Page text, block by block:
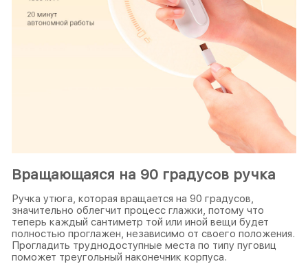
Вращающаяся на 90 градусов ручка
Ручка утюга, которая вращается на 90 градусов,
значительно облегчит процесс глажки, потому что
теперь каждый сантиметр той или иной вещи будет
полностью проглажен, независимо от своего положения.
Прогладить труднодоступные места по типу пуговиц
поможет треугольный наконечник корпуса.